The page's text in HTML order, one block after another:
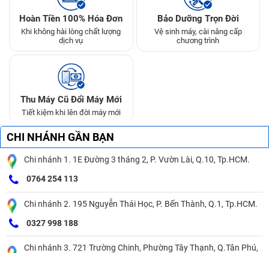
Hoàn Tiền 100% Hóa Đơn
Khi không hài lòng chất lượng
dịch vụ
Bảo Dưỡng Trọn Đời
Vệ sinh máy, cài nâng cấp
chương trình
Thu Máy Cũ Đổi Máy Mới
Tiết kiệm khi lên đời máy mới
CHI NHÁNH GẦN BẠN
Chi nhánh 1. 1E Đường 3 tháng 2, P. Vườn Lài, Q.10, Tp.HCM.
0764 254 113
Chi nhánh 2. 195 Nguyễn Thái Học, P. Bến Thành, Q.1, Tp.HCM.
0327 998 188
Chi nhánh 3. 721 Trường Chinh, Phường Tây Thạnh, Q.Tân Phú,